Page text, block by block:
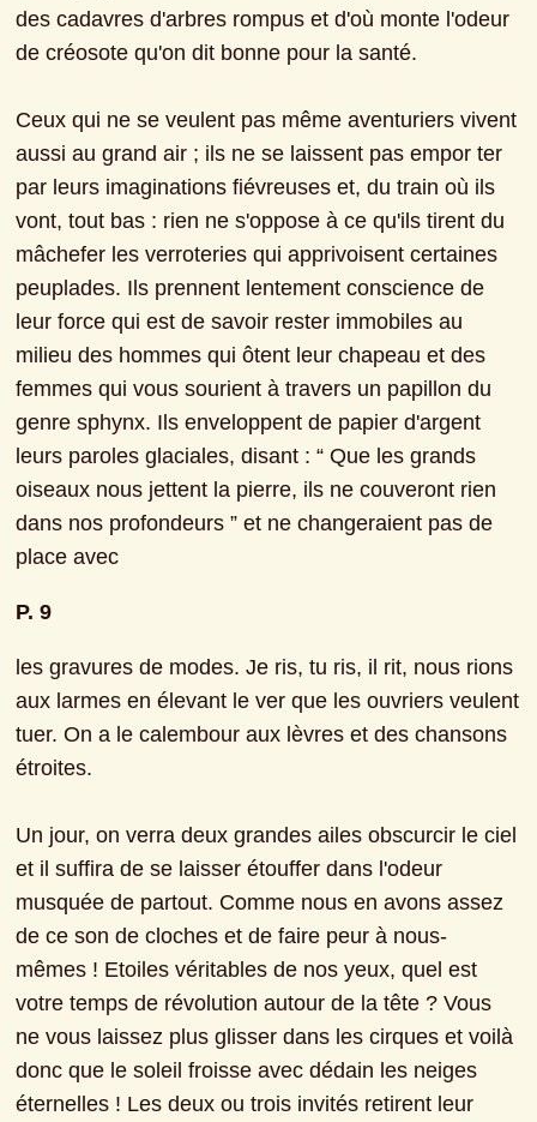
des cadavres d'arbres rompus et d'où monte l'odeur
de créosote qu'on dit bonne pour la santé.
Ceux qui ne se veulent pas même aventuriers vivent
aussi au grand air ; ils ne se laissent pas empor ter
par leurs imaginations fiévreuses et, du train où ils
vont, tout bas : rien ne s'oppose à ce qu'ils tirent du
mâchefer les verroteries qui apprivoisent certaines
peuplades. Ils prennent lentement conscience de
leur force qui est de savoir rester immobiles au
milieu des hommes qui ôtent leur chapeau et des
femmes qui vous sourient à travers un papillon du
genre sphynx. Ils enveloppent de papier d'argent
leurs paroles glaciales, disant : “ Que les grands
oiseaux nous jettent la pierre, ils ne couveront rien
dans nos profondeurs ” et ne changeraient pas de
place avec
P. 9
les gravures de modes. Je ris, tu ris, il rit, nous rions
aux larmes en élevant le ver que les ouvriers veulent
tuer. On a le calembour aux lèvres et des chansons
étroites.
Un jour, on verra deux grandes ailes obscurcir le ciel
et il suffira de se laisser étouffer dans l'odeur
musquée de partout. Comme nous en avons assez
de ce son de cloches et de faire peur à nous-
mêmes ! Etoiles véritables de nos yeux, quel est
votre temps de révolution autour de la tête ? Vous
ne vous laissez plus glisser dans les cirques et voilà
donc que le soleil froisse avec dédain les neiges
éternelles ! Les deux ou trois invités retirent leur